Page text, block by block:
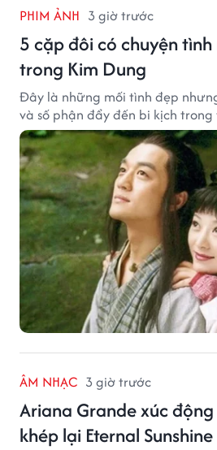
PHIM ẢNH 3 giờ trước
5 cặp đôi có chuyện
trong Kim Dung
Đây là những mối tình đẹp
và số phận đẩy đến bi kịch
ÂM NHẠC 3 giờ trước
Ariana Grande xúc
khép lại Eternal